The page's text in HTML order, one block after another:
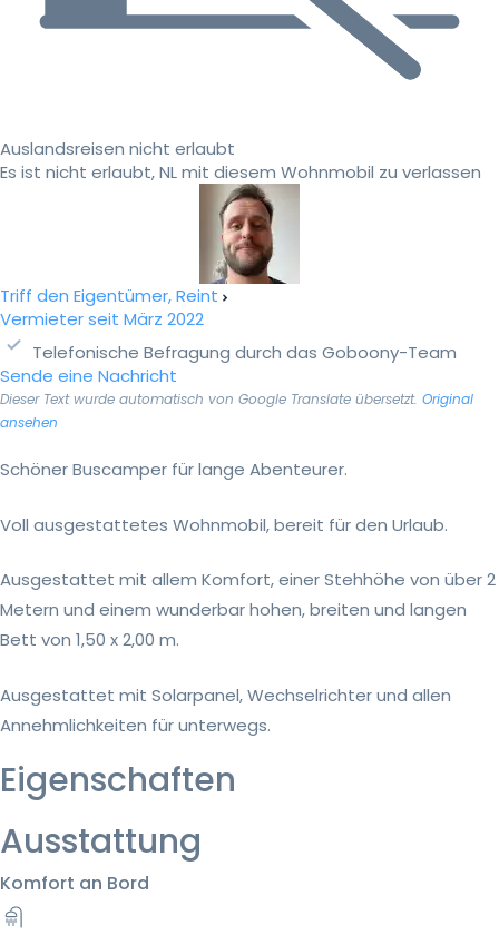
Auslandsreisen nicht erlaubt
Es ist nicht erlaubt, NL mit diesem Wohnmobil zu verlassen
Triff den Eigentümer, Reint
Vermieter seit März 2022
Telefonische Befragung durch das Goboony-Team
Sende eine Nachricht
Dieser Text wurde automatisch von Google Translate übersetzt. Original
ansehen
Schöner Buscamper für lange Abenteurer.
Voll ausgestattetes Wohnmobil, bereit für den Urlaub.
Ausgestattet mit allem Komfort, einer Stehhöhe von über 2
Metern und einem wunderbar hohen, breiten und langen
Bett von 1,50 x 2,00 m.
Ausgestattet mit Solarpanel, Wechselrichter und allen
Annehmlichkeiten für unterwegs.
Eigenschaften
Ausstattung
Komfort an Bord